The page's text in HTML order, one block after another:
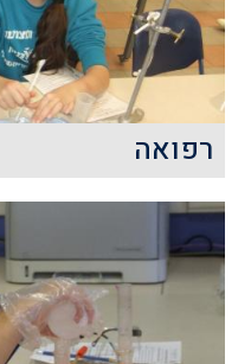
עולם הרפואה של
ובמהלך סדנת
רק לרגע, כדי
שאנחנו לומדים
רפואה